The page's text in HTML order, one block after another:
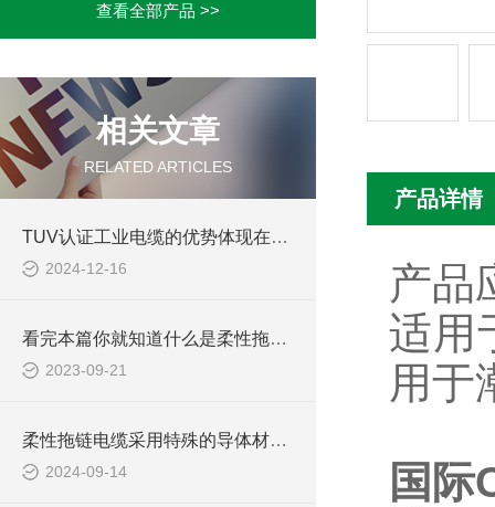
查看全部产品 >>
相关文章
RELATED ARTICLES
TUV认证工业电缆的优势体现在哪些方面？
2024-12-16
看完本篇你就知道什么是柔性拖链电缆了
2023-09-21
柔性拖链电缆采用特殊的导体材料和绝缘层设计
2024-09-14
产品详情
产品
适用
用于
国际